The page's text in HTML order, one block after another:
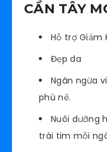
CẦN TÂY
Hỗ trợ Giảm
Đẹp da
Ngăn ngừa
phù nề.
Nuôi dưỡng
trái tim mỗi